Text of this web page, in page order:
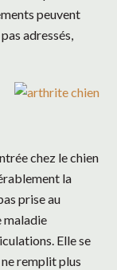
peuvent
adressés,
chez le chien
la
prise au
maladie
Elle se
remplit plus